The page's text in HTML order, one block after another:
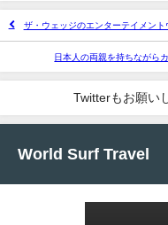
ザ・ウェッジのエンターテイメン
日本人の両親を持ちながら
Twitterもお願い
World Surf Travel